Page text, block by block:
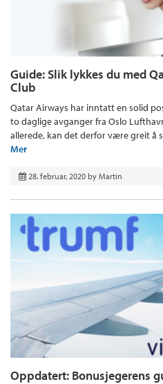
Guide: Slik lykkes du med
Club
Qatar Airways har inntatt en solid
to daglige avganger fra Oslo
allerede, kan det derfor være greit å
Mer
28. februar, 2020 by Martin
Oppdatert: Bonusjegerens